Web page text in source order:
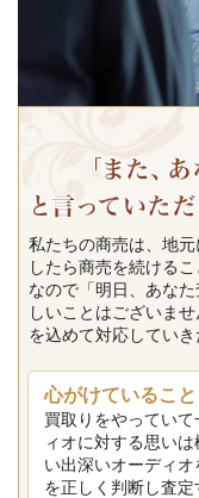
私たちの商売は、地
したら商売を続ける
なので「明日、あな
しいことはございま
を込めて対応していき
心がけていること
買取りをやってい
ィオに対する思い
い出深いオーディ
を正しく判断し査